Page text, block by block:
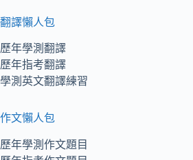
翻譯懶人包
歷年學測翻譯
歷年指考翻譯
學測英文翻譯練習
作文懶人包
歷年學測作文題目